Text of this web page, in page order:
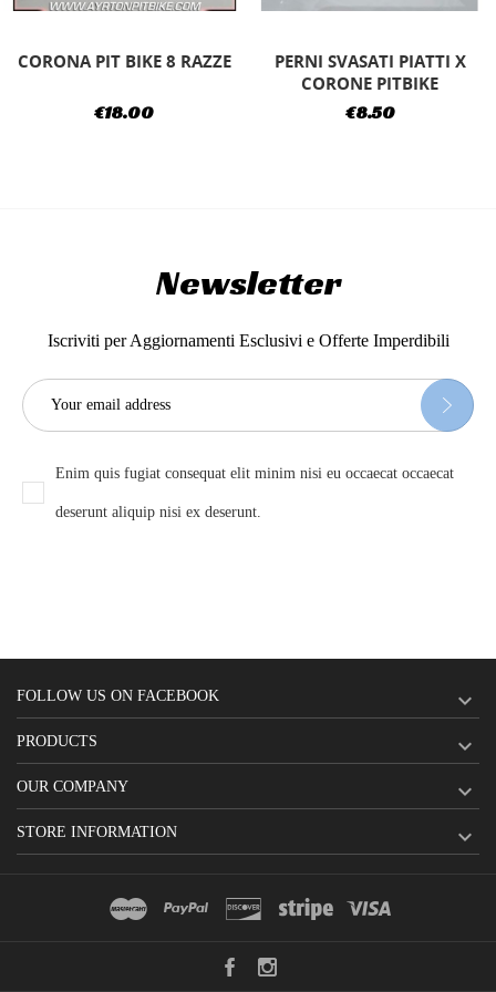
CORONA PIT BIKE 8 RAZZE
€18.00
PERNI SVASATI PIATTI X
CORONE PITBIKE
€8.50
Newsletter
Iscriviti per Aggiornamenti Esclusivi e Offerte Imperdibili
Enim quis fugiat consequat elit minim nisi eu occaecat occaecat
deserunt aliquip nisi ex deserunt.
FOLLOW US ON FACEBOOK 
PRODUCTS 
OUR COMPANY 
STORE INFORMATION 